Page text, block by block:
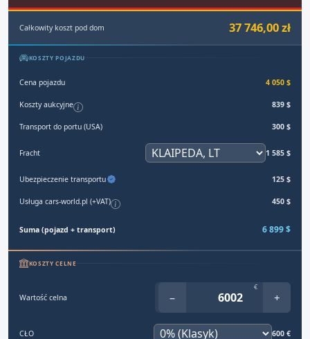
Całkowity koszt pod dom 37 746,00 zł
KOSZTY POJAZDU
Cena pojazdu 4 050 $
Koszty aukcyjne 839 $
Transport do portu (USA) 300 $
Fracht 1 585 $
Ubezpieczenie transportu 125 $
Usługa cars-world.pl (+VAT) 450 $
Suma (pojazd + transport) 6 899 $
KOSZTY CELNE
Wartość celna −
€
+
CŁO 600 €